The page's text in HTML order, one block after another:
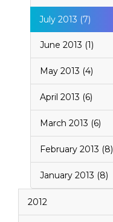
July 2013 (7)
June 2013 (1)
May 2013 (4)
April 2013 (6)
March 2013 (6)
February 2013 (8)
January 2013 (8)
2012